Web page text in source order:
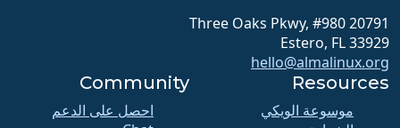
20791 Three Oaks Pkwy, #980
Estero, FL 33929
hello@almalinux.org
Resources
موسوعة الويكي
Community
احصل على الدعم